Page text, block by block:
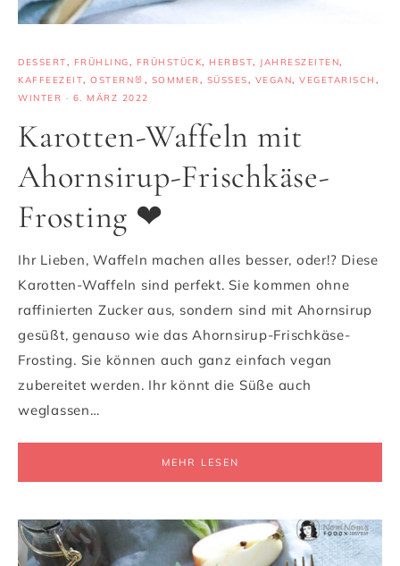
DESSERT, FRÜHLING, FRÜHSTÜCK, HERBST, JAHRESZEITEN,
KAFFEEZEIT, OSTERN🐰 , SOMMER, SÜSSES , VEGAN, VEGETARISCH ,
WINTER · 6. MÄRZ 2022
Karotten-Waffeln mit
Ahornsirup-Frischkäse-
Frosting ❤
Ihr Lieben, Waffeln machen alles besser, oder!? Diese
Karotten-Waffeln sind perfekt. Sie kommen ohne
raffinierten Zucker aus, sondern sind mit Ahornsirup
gesüßt, genauso wie das Ahornsirup-Frischkäse-
Frosting. Sie können auch ganz einfach vegan
zubereitet werden. Ihr könnt die Süße auch
weglassen…
MEHR LESEN